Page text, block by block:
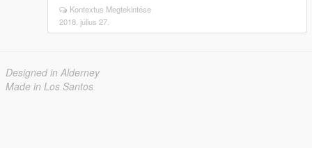
Kontextus Megtekintése
2018. július 27.
Designed in Alderney
Made in Los Santos